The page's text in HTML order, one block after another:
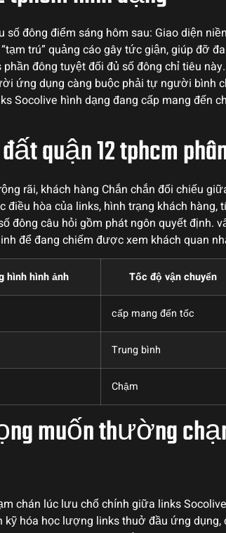
đông điểm sáng hôm sau: Giao diện
trú” quảng cáo gây tức giận, giúp đỡ
đông tuyệt đối đủ số đông chỉ tiêu
ứng dụng càng buộc phải tự người bình
Socolive hình dạng đang cấp mang đến
quận 12 tphcm
rãi, khách hàng Chắn chắn đối chiếu
hòa của links, hình trạng khách
đông câu hỏi gồm phát ngôn quyết định.
để đang chiếm được xem khách quan
hình hình ảnh Tốc độ vận chuyển
cấp mang đến tốc
Trung bình
Chậm
muốn thường
chán lúc lưu chổ chính giữa links
hóa học lượng links thuở đầu ứng